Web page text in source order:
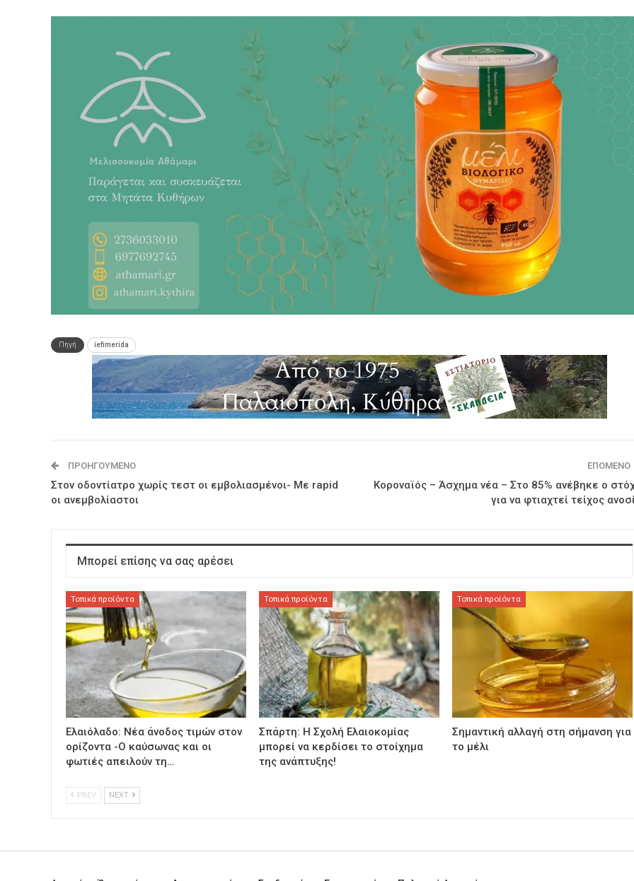
Πηγή iefimerida
ΠΡΟΗΓΟΎΜΕΝΟ
Στον οδοντίατρο χωρίς τεστ οι εμβολιασμένοι- Με rapid
οι ανεμβολίαστοι
ΕΠΌΜΕΝΟ
Κοροναϊός – Άσχημα νέα – Στο 85% ανέβηκε ο
για να φτιαχτεί τείχος
Μπορεί επίσης να σας αρέσει
Τοπικά προϊόντα
Ελαιόλαδο: Νέα άνοδος τιμών στον
ορίζοντα -Ο καύσωνας και οι
φωτιές απειλούν τη…
Τοπικά προϊόντα
Σπάρτη: Η Σχολή Ελαιοκομίας
μπορεί να κερδίσει το στοίχημα
της ανάπτυξης!
Τοπικά προϊόντα
Σημαντική αλλαγή στη σήμανση για
το μέλι
PREV NEXT